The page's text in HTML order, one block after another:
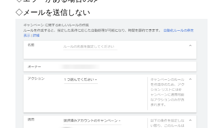
◇メールを送信しない